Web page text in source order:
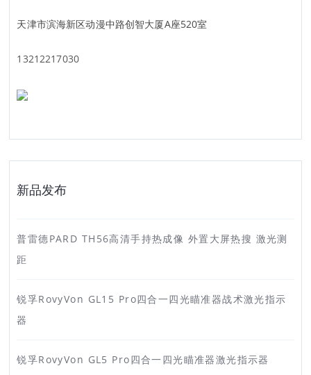
天津市滨海新区动漫中路创智大厦A座520室
13212217030
新品发布
普雷德PARD TH56高清手持热成像 外置大屏热搜 激光测
距
锐孚RovyVon GL15 Pro四合一四光瞄准器战术激光指示
器
锐孚RovyVon GL5 Pro四合一四光瞄准器激光指示器